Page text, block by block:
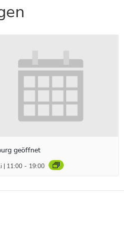
geöffnet
| 11:00 - 19:00